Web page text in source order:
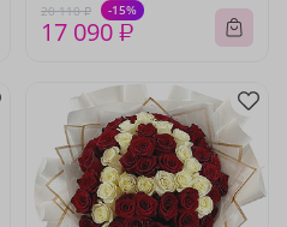
20 110 ₽ -15%
17 090 ₽